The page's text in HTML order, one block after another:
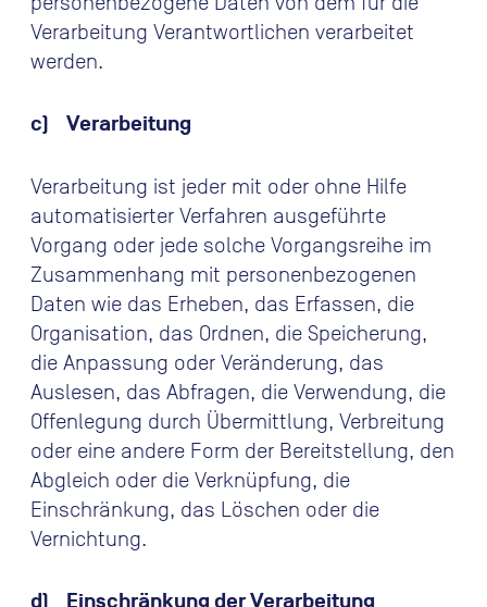
Verarbeitung Verantwortlichen verarbeitet
werden.
c) Verarbeitung
Verarbeitung ist jeder mit oder ohne Hilfe
automatisierter Verfahren ausgeführte
Vorgang oder jede solche Vorgangsreihe im
Zusammenhang mit personenbezogenen
Daten wie das Erheben, das Erfassen, die
Organisation, das Ordnen, die Speicherung,
die Anpassung oder Veränderung, das
Auslesen, das Abfragen, die Verwendung, die
Offenlegung durch Übermittlung, Verbreitung
oder eine andere Form der Bereitstellung, den
Abgleich oder die Verknüpfung, die
Einschränkung, das Löschen oder die
Vernichtung.
d) Einschränkung der Verarbeitung